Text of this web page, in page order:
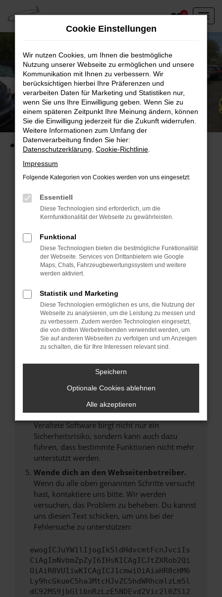
Zum
Hauptinhalt
springen
0
Unser Fahrzeugbestand vor Ort
Entdecken Sie unsere sofort verfügbaren
Fahrzeugangebote
Fehler: Network Error
Beim Laden ist ein Fehler aufgetreten.
Hier sind ein paar Tipps, die dir helfen können:
Überprüfe deine Firewall und deine
Internetverbindung.
Laden andere Webseiten, zum Beispiel deine
Suchmaschine?
Manche Erweiterungen, wie Werbeblocker,
können das Laden bestimmter Seiten
verhindern. Funktioniert die Seite in einem
anderen Browser oder in einem privaten
Fenster?
Das kann manchmal helfen, vorübergehende
Probleme zu beheben.
Stelle sicher, dass dein Browser und dein
Betriebssystem auf dem neuesten Stand
sind.
Veraltete Software birgt nicht nur ein
Sicherheitsrisiko, sondern kann auch dazu
führen, dass bestimmte Funktionen nicht mehr
unterstützt werden.
Wende dich an den Webseitenbetreiber.
Wenn du alle oben genannten Schritte versucht
hast, kontaktiere uns bitte. Wir werden
versuchen, das Problem zu beheben. Du kannst
uns diesen Text schicken, um uns bei der
Fehlersuche zu unterstützen:
ewogICJuYW1lIjogIk5ldHdvcmtFcnJvciIs
CiAgImNvbmZpZyI6IHsKICAgICJtZXRob2Qi
OiAiR0VUIiwKICAgICJ1cmwiOiAiaHR0cHM6
Ly9hcGkueC5ha3MtcHJvZC5hdWRhcmlzLm5l
dC92MS9jbGllbnRzLzE5NDEvd2Vic2l0ZS12
Cookie Einstellungen
Wir nutzen Cookies, um Ihnen die bestmögliche
Nutzung unserer Webseite zu ermöglichen und unsere
Kommunikation mit Ihnen zu verbessern. Wir
berücksichtigen hierbei Ihre Präferenzen und
verarbeiten Daten für Marketing und Statistiken nur,
wenn Sie uns Ihre Einwilligung geben. Wenn Sie zu
einem späteren Zeitpunkt Ihre Meinung ändern, können
Sie die Einwilligung jederzeit für die Zukunft widerrufen.
Weitere Informationen zum Umfang der
Datenverarbeitung finden Sie hier:
Datenschutzerklärung Cookie-Richtlinie
Impressum
Folgende Kategorien von Cookies werden von uns eingesetzt:
Essentiell
Diese Technologien sind erforderlich, um die
Kernfunktionalität der Webseite zu gewährleisten.
Funktional
Diese Technologien bieten die bestmögliche Funktionalität
der Webseite. Services von Drittanbietern wie Google
Maps, Chats, Fahrzeugbewertungssystem und weitere
werden aktiviert.
Statistik und Marketing
Diese Technologien ermöglichen es uns, die Nutzung der
Webseite zu analysieren, um die Leistung zu messen und
zu verbessern. Zudem werden Technologien eingesetzt,
die von dritten Werbetreibenden verwendet werden, um
Sie auf anderen Webseiten zu verfolgen und um Anzeigen
zu schalten, die für Ihre Interessen relevant sind.
Speichern
Optionale Cookies ablehnen
Alle akzeptieren